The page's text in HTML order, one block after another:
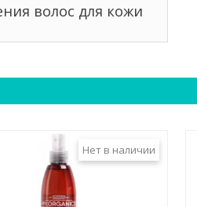
волос для кожи
Нет в наличии